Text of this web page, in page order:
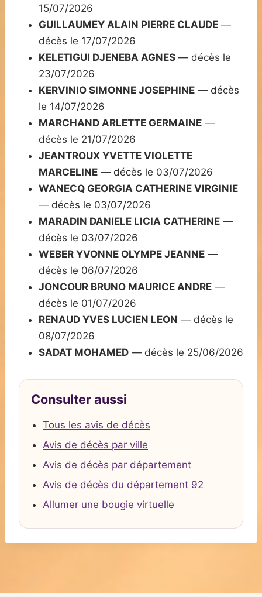
15/07/2026
GUILLAUMEY ALAIN PIERRE CLAUDE —
décès le 17/07/2026
KELETIGUI DJENEBA AGNES — décès le
23/07/2026
KERVINIO SIMONNE JOSEPHINE — décès
le 14/07/2026
MARCHAND ARLETTE GERMAINE —
décès le 21/07/2026
JEANTROUX YVETTE VIOLETTE
MARCELINE — décès le 03/07/2026
WANECQ GEORGIA CATHERINE VIRGINIE
— décès le 03/07/2026
MARADIN DANIELE LICIA CATHERINE —
décès le 03/07/2026
WEBER YVONNE OLYMPE JEANNE —
décès le 06/07/2026
JONCOUR BRUNO MAURICE ANDRE —
décès le 01/07/2026
RENAUD YVES LUCIEN LEON — décès le
08/07/2026
SADAT MOHAMED — décès le 25/06/2026
Consulter aussi
Tous les avis de décès
Avis de décès par ville
Avis de décès par département
Avis de décès du département 92
Allumer une bougie virtuelle